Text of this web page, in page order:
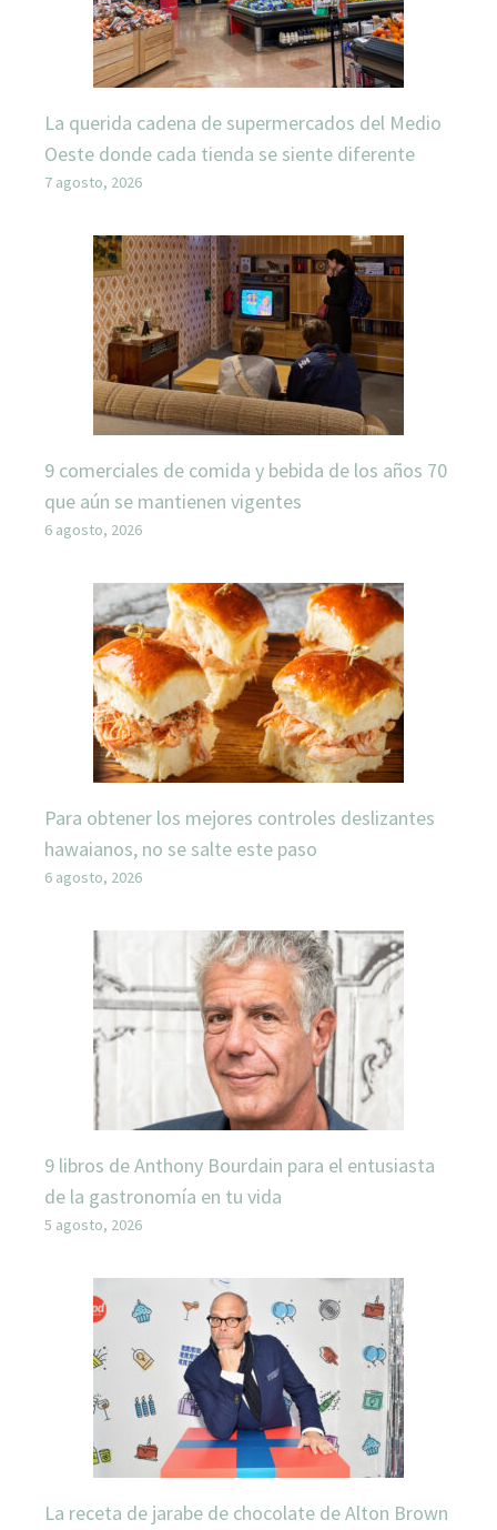
La querida cadena de supermercados del Medio
Oeste donde cada tienda se siente diferente
7 agosto, 2026
9 comerciales de comida y bebida de los años 70
que aún se mantienen vigentes
6 agosto, 2026
Para obtener los mejores controles deslizantes
hawaianos, no se salte este paso
6 agosto, 2026
9 libros de Anthony Bourdain para el entusiasta
de la gastronomía en tu vida
5 agosto, 2026
La receta de jarabe de chocolate de Alton Brown